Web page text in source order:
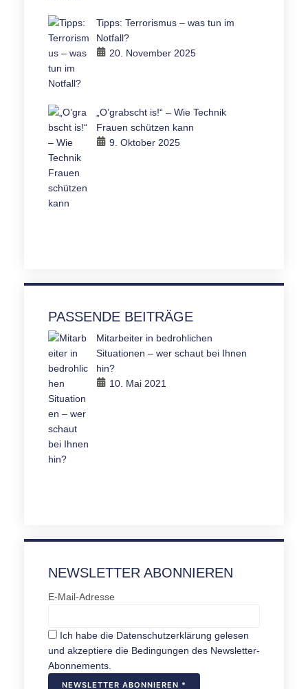
Tipps: Terrorismus – was tun im
Notfall?
20. November 2025
„O’grabscht is!“ – Wie Technik
Frauen schützen kann
9. Oktober 2025
PASSENDE BEITRÄGE
Mitarbeiter in bedrohlichen
Situationen – wer schaut bei Ihnen
hin?
10. Mai 2021
NEWSLETTER ABONNIEREN
E-Mail-Adresse
Ich habe die Datenschutzerklärung gelesen
und akzeptiere die Bedingungen des Newsletter-
Abonnements.